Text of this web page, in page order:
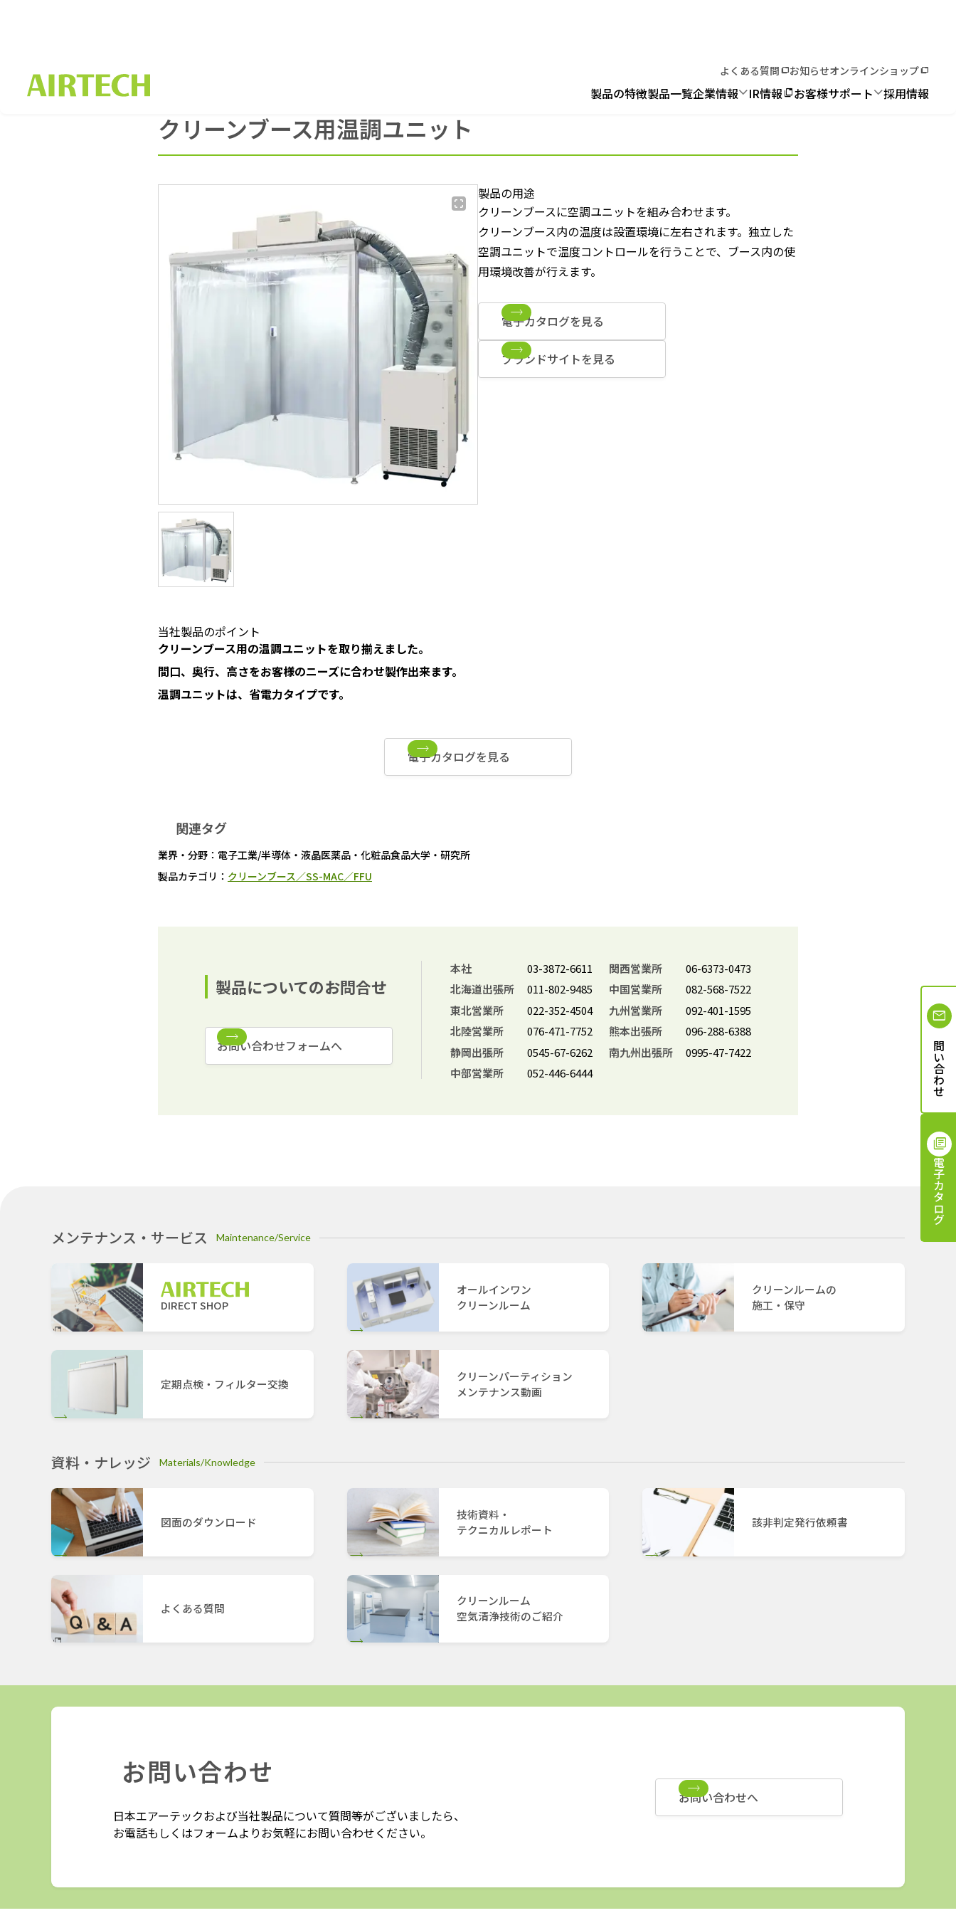
製品の特徴製品一覧企業情報 IR情報 お客様サポート 採用情報
よくある質問 お知らせオンラインショップ
お問い合わせ
電子カタログ
クリーンブース用温調ユニット
製品の用途
クリーンブースに空調ユニットを組み合わせます。
クリーンブース内の温度は設置環境に左右されます。独立した
空調ユニットで温度コントロールを行うことで、ブース内の使
用環境改善が行えます。
電子カタログを見る
ブランドサイトを見る
当社製品のポイント
クリーンブース用の温調ユニットを取り揃えました。
間口、奥行、高さをお客様のニーズに合わせ製作出来ます。
温調ユニットは、省電力タイプです。
電子カタログを見る
関連タグ
業界・分野： 電子工業/半導体・液晶医薬品・化粧品食品大学・研究所
製品カテゴリ： クリーンブース／SS-MAC／FFU
製品についてのお問合せ
本社
03-3872-6611
北海道出張所
011-802-9485
東北営業所
022-352-4504
北陸営業所
076-471-7752
静岡出張所
0545-67-6262
中部営業所
052-446-6444
関西営業所
06-6373-0473
中国営業所
082-568-7522
九州営業所
092-401-1595
熊本出張所
096-288-6388
南九州出張所
0995-47-7422
お問い合わせフォームへ
メンテナンス・サービス Maintenance/Service
DIRECT SHOP
オールインワン
クリーンルーム
クリーンルームの
施工・保守
定期点検・フィルター交換
クリーンパーティション
メンテナンス動画
資料・ナレッジ Materials/Knowledge
図面のダウンロード
技術資料・
テクニカルレポート
該非判定発行依頼書
よくある質問
クリーンルーム
空気清浄技術のご紹介
お問い合わせ
日本エアーテックおよび当社製品について質問等がございましたら、
お電話もしくはフォームよりお気軽にお問い合わせください。
お問い合わせへ